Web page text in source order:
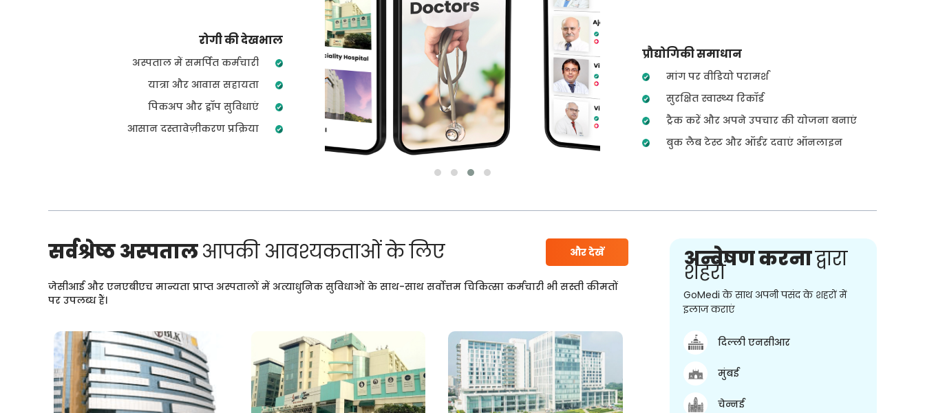
रोगी की देखभाल
अस्पताल में समर्पित कर्मचारी
यात्रा और आवास सहायता
पिकअप और ड्रॉप सुविधाएं
आसान दस्तावेज़ीकरण प्रक्रिया
प्रौद्योगिकी समाधान
मांग पर वीडियो परामर्श
सुरक्षित स्वास्थ्य रिकॉर्ड
ट्रैक करें और अपने उपचार की योजना बनाएं
बुक लैब टेस्ट और ऑर्डर दवाएं ऑनलाइन
सर्वश्रेष्ठ अस्पतालआपकी आवश्यकताओं के लिए और देखें
जेसीआई और एनएबीएच मान्यता प्राप्त अस्पतालों में अत्याधुनिक सुविधाओं के साथ-साथ सर्वोत्तम चिकित्सा कर्मचारी भी सस्ती कीमतों
पर उपलब्ध हैं।
अन्वेषण करनाद्वारा
शहरों
GoMedi के साथ अपनी पसंद के शहरों में
इलाज कराएं
दिल्ली एनसीआर
मुंबई
चेन्नई